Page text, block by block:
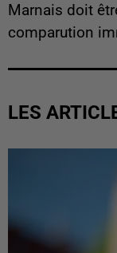
Marnais doit
comparution
LES